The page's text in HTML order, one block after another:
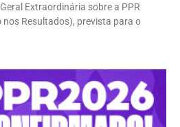
Extraordinária sobre a PPR
Resultados), prevista para o